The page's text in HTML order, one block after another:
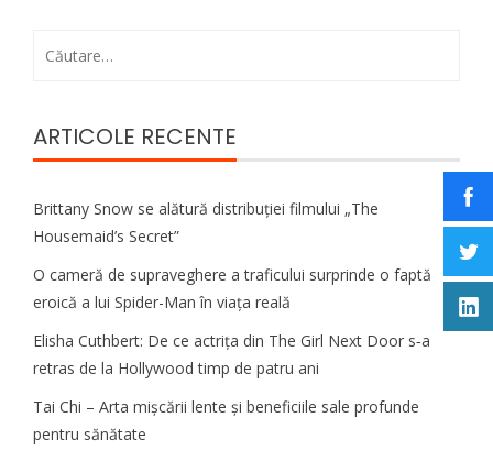
ARTICOLE RECENTE
Brittany Snow se alătură distribuției filmului „The
Housemaid’s Secret”
O cameră de supraveghere a traficului surprinde o faptă
eroică a lui Spider-Man în viața reală
Elisha Cuthbert: De ce actrița din The Girl Next Door s‑a
retras de la Hollywood timp de patru ani
Tai Chi – Arta mișcării lente și beneficiile sale profunde
pentru sănătate